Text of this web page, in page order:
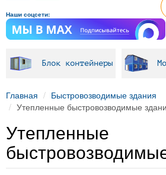
Наши соцсети:
Блок контейнеры
Главная
Быстровозводимые здания
Утепленные быстровозводимые
Утепленные